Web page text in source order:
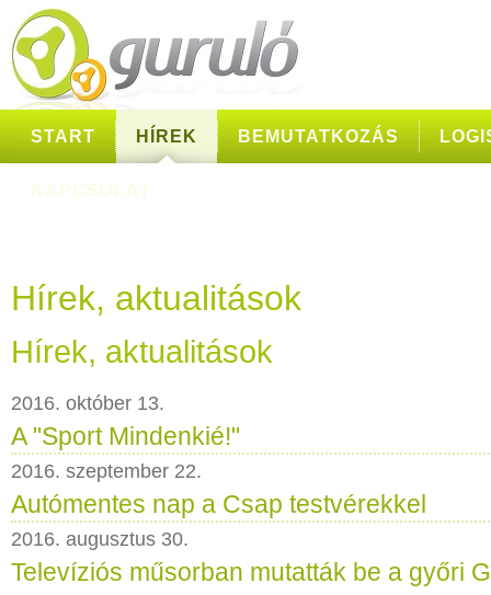
START HÍREK BEMUTATKOZÁS
KAPCSOLAT
Hírek, aktualitások
Hírek, aktualitások
2016. október 13.
A "Sport Mindenkié!"
2016. szeptember 22.
Autómentes nap a Csap testvérekkel
2016. augusztus 30.
Televíziós műsorban mutatták be a győri